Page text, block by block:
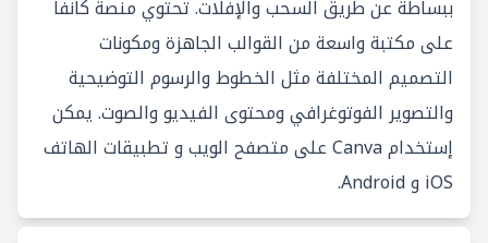
ببساطة عن طريق السحب والإفلات. تحتوي منصة كانفا
على مكتبة واسعة من القوالب الجاهزة ومكونات
التصميم المختلفة مثل الخطوط والرسوم التوضيحية
والتصوير الفوتوغرافي ومحتوى الفيديو والصوت. يمكن
إستخدام Canva على متصفح الويب و تطبيقات الهاتف
iOS و Android.